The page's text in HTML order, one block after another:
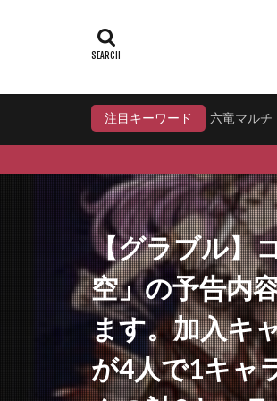
注目キーワード 六竜マルチ
【グラブル】
空」の予告内
ます。加入キ
が4人で1キャ